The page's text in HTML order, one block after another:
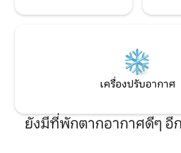
เครื่องปรับอากาศ
ยังมีที่พักตากอากาศดีๆ อี